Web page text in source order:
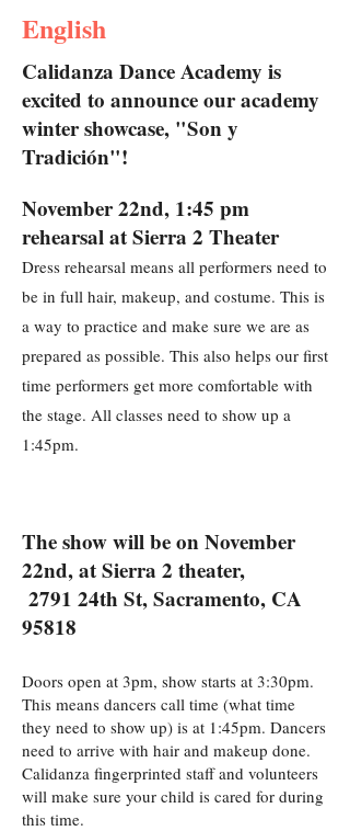
English
Calidanza Dance Academy is
excited to announce our academy
winter showcase, "Son y
Tradición"!
November 22nd, 1:45 pm
rehearsal at Sierra 2 Theater
Dress rehearsal means all performers need to
be in full hair, makeup, and costume. This is
a way to practice and make sure we are as
prepared as possible. This also helps our first
time performers get more comfortable with
the stage. All classes need to show up a
1:45pm.
The show will be on November
22nd, at Sierra 2 theater,
2791 24th St, Sacramento, CA
95818
Doors open at 3pm, show starts at 3:30pm.
This means dancers call time (what time
they need to show up) is at 1:45pm. Dancers
need to arrive with hair and makeup done.
Calidanza fingerprinted staff and volunteers
will make sure your child is cared for during
this time.